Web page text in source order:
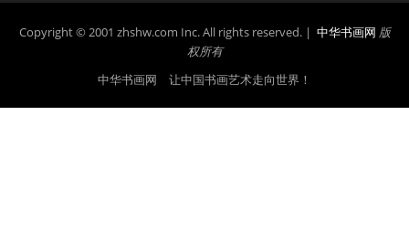
Copyright © 2001 zhshw.com Inc. All rights reserved. | 中华书画网 版
权所有
中华书画网 让中国书画艺术走向世界！